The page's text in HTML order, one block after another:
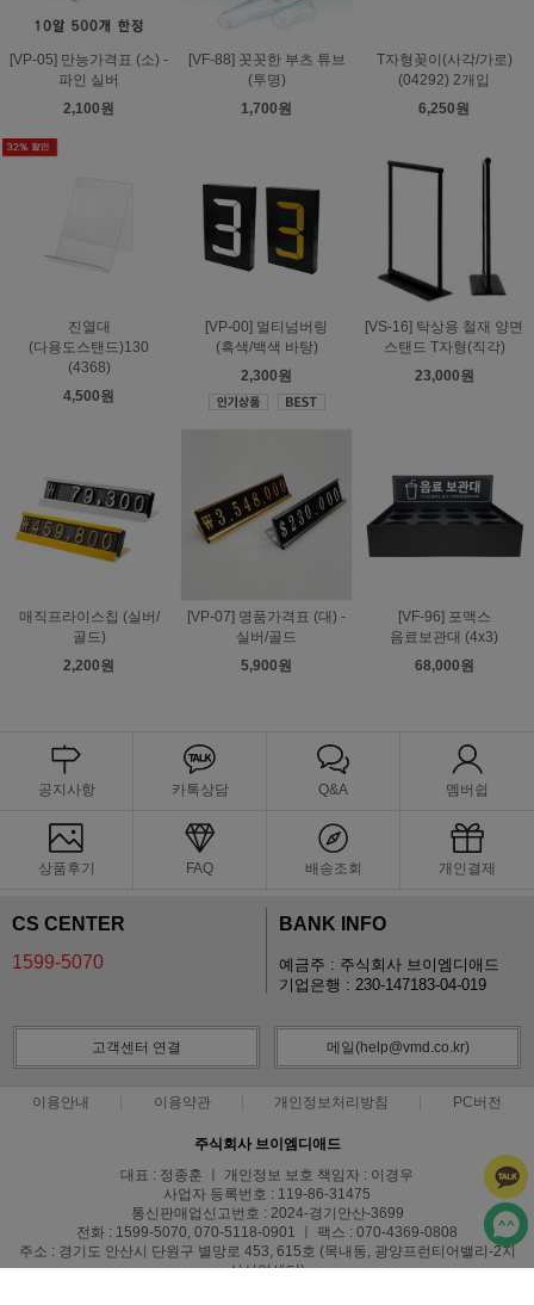
[VP-05] 만능가격표 (소) -
파인 실버
2,100원
[VF-88] 꼿꼿한 부츠 튜브
(투명)
1,700원
T자형꽂이(사각/가로)
(04292) 2개입
6,250원
진열대
(다용도스탠드)130
(4368)
4,500원
[VP-00] 멀티넘버링
(흑색/백색 바탕)
2,300원
[VS-16] 탁상용 철재 양면
스탠드 T자형(직각)
23,000원
매직프라이스칩 (실버/
골드)
2,200원
[VP-07] 명품가격표 (대) -
실버/골드
5,900원
[VF-96] 포맥스
음료보관대 (4x3)
68,000원
공지사항 카톡상담 Q&A 멤버쉽
상품후기 FAQ 배송조회 개인결제
CS CENTER
1599-5070
BANK INFO
예금주 : 주식회사 브이엠디애드
기업은행 : 230-147183-04-019
고객센터 연결 메일(help@vmd.co.kr)
이용안내 이용약관 개인정보처리방침 PC버전
주식회사 브이엠디애드
대표 : 정종훈 ㅣ 개인정보 보호 책임자 : 이경우
사업자 등록번호 : 119-86-31475
통신판매업신고번호 : 2024-경기안산-3699
전화 : 1599-5070, 070-5118-0901 ㅣ 팩스 : 070-4369-0808
주소 : 경기도 안산시 단원구 별망로 453, 615호 (목내동, 광양프런티어밸리-2지
식산업센터)